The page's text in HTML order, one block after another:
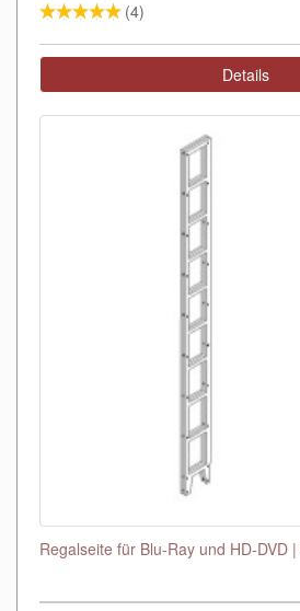
(4)
Details
Regalseite für Blu-Ray und HD-DVD